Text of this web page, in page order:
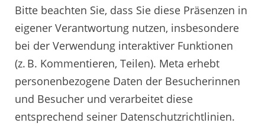
Bitte beachten Sie, dass Sie diese Präsenzen in
eigener Verantwortung nutzen, insbesondere
bei der Verwendung interaktiver Funktionen
(z. B. Kommentieren, Teilen). Meta erhebt
personenbezogene Daten der Besucherinnen
und Besucher und verarbeitet diese
entsprechend seiner Datenschutzrichtlinien.